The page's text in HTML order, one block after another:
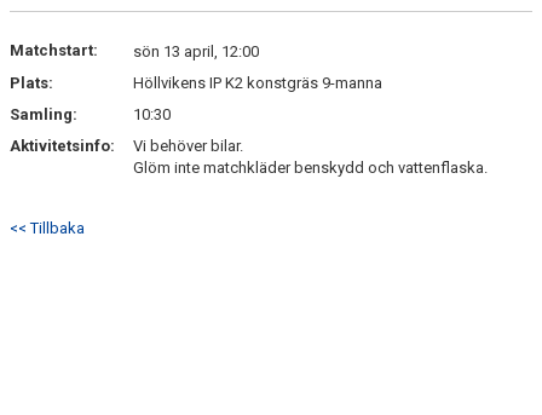
KONTAKT
Matchstart:
sön 13 april, 12:00
Plats:
Höllvikens IP K2 konstgräs 9-manna
Samling:
10:30
Aktivitetsinfo:
Vi behöver bilar.
Glöm inte matchkläder benskydd och vattenflaska.
<< Tillbaka